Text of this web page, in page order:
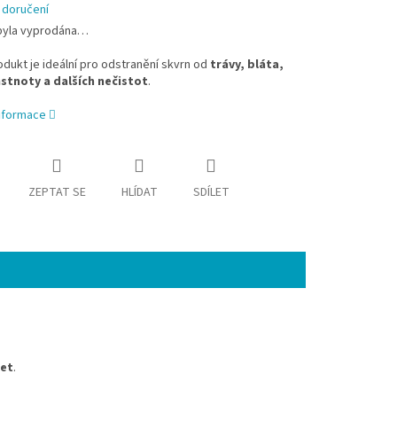
vyprodána…
je ideální pro odstranění skvrn od trávy, bláta,
a dalších nečistot.
ZEPTAT SE HLÍDAT SDÍLET
.